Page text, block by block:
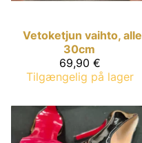
Vetoketjun vaihto, alle
30cm
69,90 €
Tilgængelig på lager